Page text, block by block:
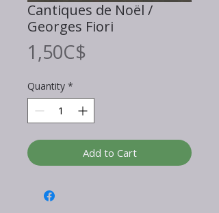
Cantiques de Noël /
Georges Fiori
1,50C$
Quantity *
Add to Cart